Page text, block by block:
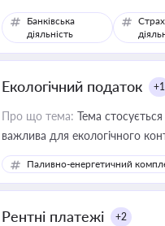
Банківська
діяльність
Екологічний податок +1
Про що тема: Тема
важлива для екологічного
законодавства
Паливно-енергетичний
Рентні платежі +2